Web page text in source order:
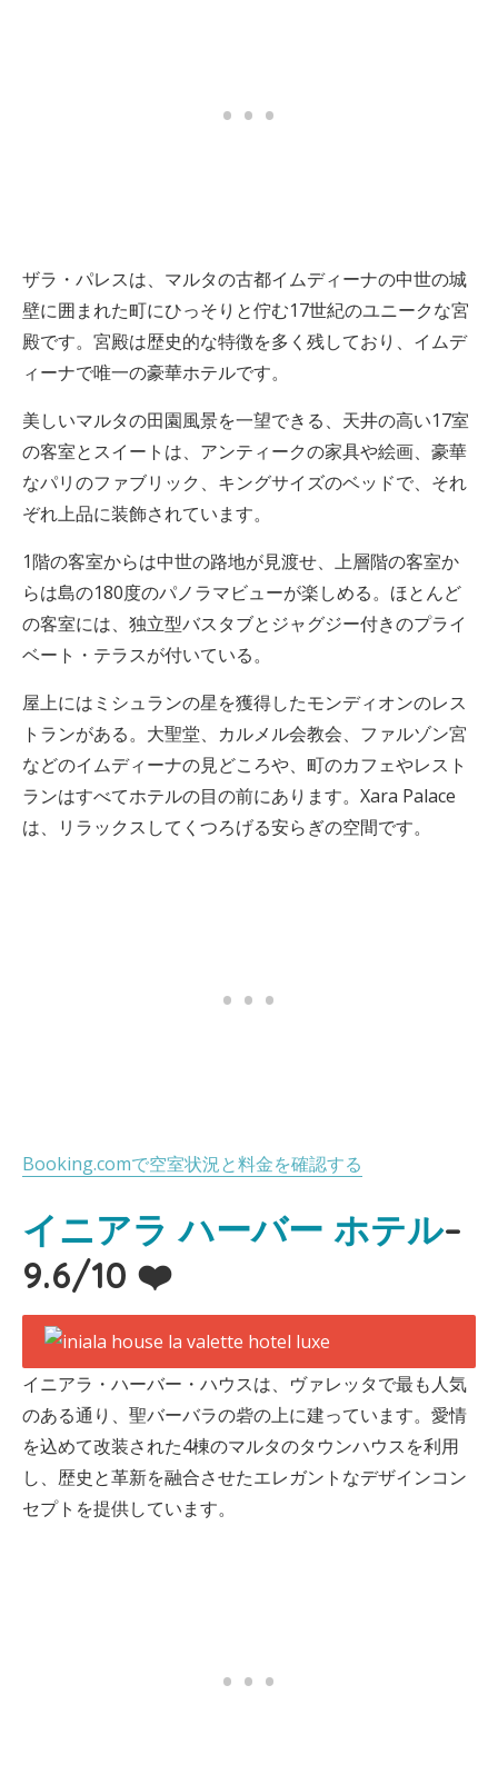
ザラ・パレスは、マルタの古都イムディーナの中世の城
壁に囲まれた町にひっそりと佇む17世紀のユニークな宮
殿です。宮殿は歴史的な特徴を多く残しており、イムデ
ィーナで唯一の豪華ホテルです。
美しいマルタの田園風景を一望できる、天井の高い17室
の客室とスイートは、アンティークの家具や絵画、豪華
なパリのファブリック、キングサイズのベッドで、それ
ぞれ上品に装飾されています。
1階の客室からは中世の路地が見渡せ、上層階の客室か
らは島の180度のパノラマビューが楽しめる。ほとんど
の客室には、独立型バスタブとジャグジー付きのプライ
ベート・テラスが付いている。
屋上にはミシュランの星を獲得したモンディオンのレス
トランがある。大聖堂、カルメル会教会、ファルゾン宮
などのイムディーナの見どころや、町のカフェやレスト
ランはすべてホテルの目の前にあります。Xara Palace
は、リラックスしてくつろげる安らぎの空間です。
Booking.comで空室状況と料金を確認する
イニアラ ハーバー ホテル–
9.6/10 ❤️
イニアラ・ハーバー・ハウスは、ヴァレッタで最も人気
のある通り、聖バーバラの砦の上に建っています。愛情
を込めて改装された4棟のマルタのタウンハウスを利用
し、歴史と革新を融合させたエレガントなデザインコン
セプトを提供しています。